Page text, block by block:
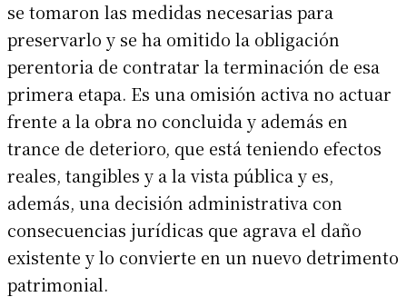
se tomaron las medidas necesarias para
preservarlo y se ha omitido la obligación
perentoria de contratar la terminación de esa
primera etapa. Es una omisión activa no actuar
frente a la obra no concluida y además en
trance de deterioro, que está teniendo efectos
reales, tangibles y a la vista pública y es,
además, una decisión administrativa con
consecuencias jurídicas que agrava el daño
existente y lo convierte en un nuevo detrimento
patrimonial.